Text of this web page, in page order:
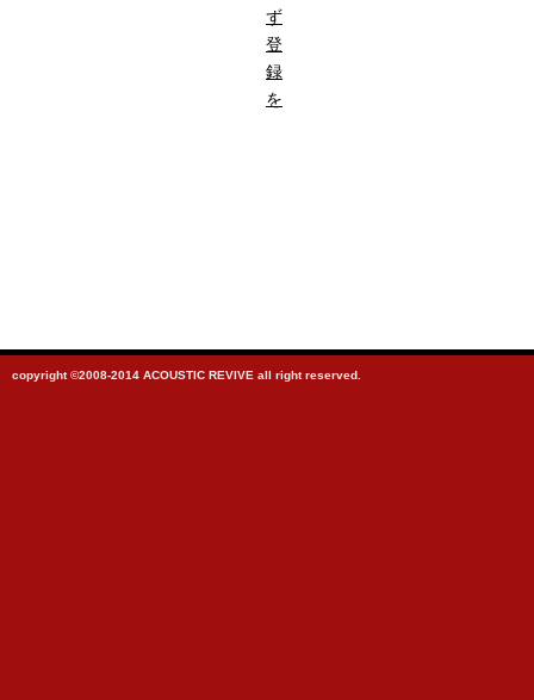
ず
登
録
を
copyright ©2008-2014 ACOUSTIC REVIVE all right reserved.